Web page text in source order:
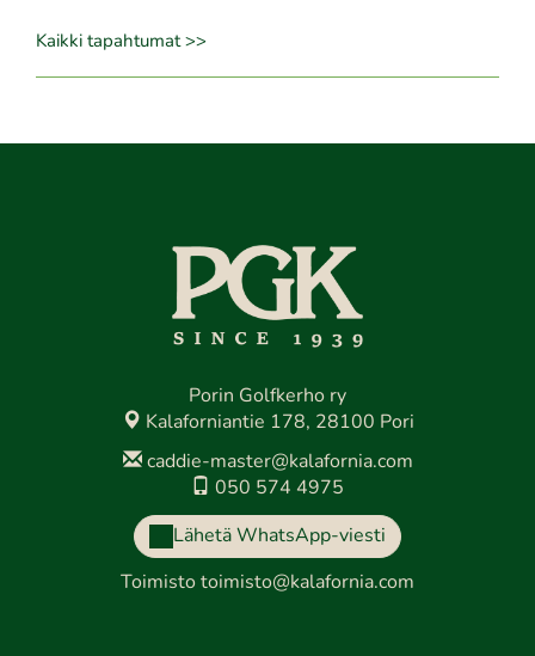
Kaikki tapahtumat >>
Porin Golfkerho ry
Kalaforniantie 178, 28100 Pori
caddie-master@kalafornia.com
050 574 4975
Lähetä WhatsApp-viesti
Toimisto toimisto@kalafornia.com